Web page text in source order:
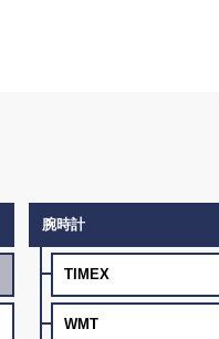
腕時計
TIMEX
WMT